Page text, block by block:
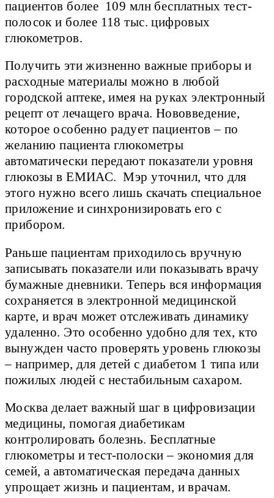
пациентов более 109 млн бесплатных тест-
полосок и более 118 тыс. цифровых
глюкометров.
Получить эти жизненно важные приборы и
расходные материалы можно в любой
городской аптеке, имея на руках электронный
рецепт от лечащего врача. Нововведение,
которое особенно радует пациентов – по
желанию пациента глюкометры
автоматически передают показатели уровня
глюкозы в ЕМИАС. Мэр уточнил, что для
этого нужно всего лишь скачать специальное
приложение и синхронизировать его с
прибором.
Раньше пациентам приходилось вручную
записывать показатели или показывать врачу
бумажные дневники. Теперь вся информация
сохраняется в электронной медицинской
карте, и врач может отслеживать динамику
удаленно. Это особенно удобно для тех, кто
вынужден часто проверять уровень глюкозы
– например, для детей с диабетом 1 типа или
пожилых людей с нестабильным сахаром.
Москва делает важный шаг в цифровизации
медицины, помогая диабетикам
контролировать болезнь. Бесплатные
глюкометры и тест-полоски – экономия для
семей, а автоматическая передача данных
упрощает жизнь и пациентам, и врачам.